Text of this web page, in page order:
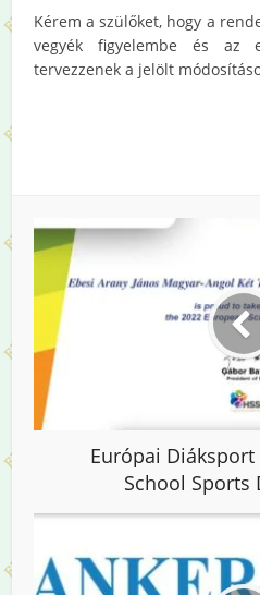
Kérem a szülőket, hogy a
vegyék figyelembe és az
tervezzenek a jelölt
Európai
School Sports